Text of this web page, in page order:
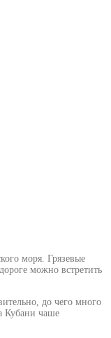
моря. Грязевые
можно встретить
до чего много
Кубани чаше